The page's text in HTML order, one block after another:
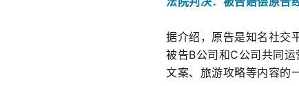
据介绍，原告是知名社交
被告B公司和C公司共同
文案、旅游攻略等内容的